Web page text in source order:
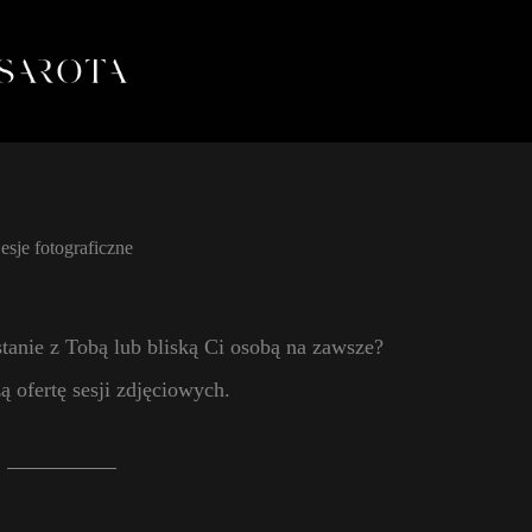
fotograficzne
z Tobą lub bliską Ci osobą na zawsze?
ofertę sesji zdjęciowych.